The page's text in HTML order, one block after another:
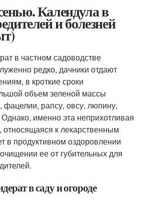
Календула в
и болезней
в частном садоводстве
редко, дачники отдают
в кроткие сроки
объем зеленой массы
фацелии, рапсу, овсу, люпину,
именно эта неприхотливая
относящаяся к лекарственным
в продуктивном оздоровлении
ее от губительных для
в саду и огороде